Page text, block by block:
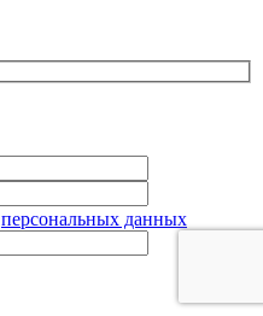
персональных данных